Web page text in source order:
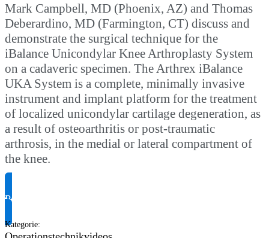
Mark Campbell, MD (Phoenix, AZ) and Thomas
Deberardino, MD (Farmington, CT) discuss and
demonstrate the surgical technique for the
iBalance Unicondylar Knee Arthroplasty System
on a cadaveric specimen. The Arthrex iBalance
UKA System is a complete, minimally invasive
instrument and implant platform for the treatment
of localized unicondylar cartilage degeneration, as
a result of osteoarthritis or post-traumatic
arthrosis, in the medial or lateral compartment of
the knee.
Produktinformationen anfragen
Kategorie: